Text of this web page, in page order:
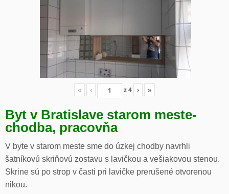
« ‹ z4 › »
Byt v Bratislave starom meste-
chodba, pracovňa
V byte v starom meste sme do úzkej chodby navrhli
šatníkovú skriňovú zostavu s lavičkou a vešiakovou stenou.
Skrine sú po strop v časti pri lavičke prerušené otvorenou
nikou.